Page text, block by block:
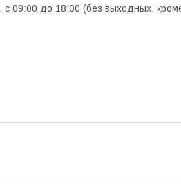
с 09:00 до 18:00 (без выходных,